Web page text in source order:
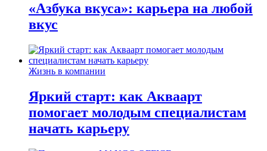
«Азбука вкуса»: карьера на любой
вкус
Жизнь в компании
Яркий старт: как Акваарт
помогает молодым специалистам
начать карьеру